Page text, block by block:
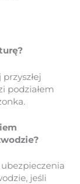
podziałem
jeśli